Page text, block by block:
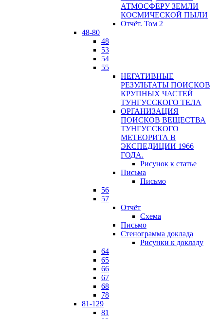
АТМОСФЕРУ ЗЕМЛИ
КОСМИЧЕСКОЙ ПЫЛИ
Отчёт. Том 2
48-80
48
53
54
55
НЕГАТИВНЫЕ
РЕЗУЛЬТАТЫ ПОИСКОВ
КРУПНЫХ ЧАСТЕЙ
ТУНГУССКОГО ТЕЛА
ОРГАНИЗАЦИЯ
ПОИСКОВ ВЕЩЕСТВА
ТУНГУССКОГО
МЕТЕОРИТА В
ЭКСПЕДИЦИИ 1966
ГОДА.
Рисунок к статье
Письма
Письмо
56
57
Отчёт
Схема
Письмо
Стенограмма доклада
Рисунки к докладу
64
65
66
67
68
78
81-129
81